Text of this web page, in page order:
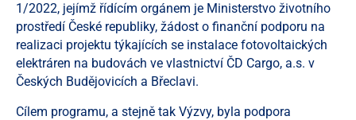
1/2022, jejímž řídícím orgánem je Ministerstvo životního
prostředí České republiky, žádost o finanční podporu na
realizaci projektu týkajících se instalace fotovoltaických
elektráren na budovách ve vlastnictví ČD Cargo, a.s. v
Českých Budějovicích a Břeclavi.
Cílem programu, a stejně tak Výzvy, byla podpora